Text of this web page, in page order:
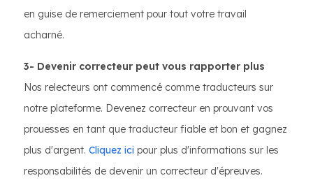
en guise de remerciement pour tout votre travail
acharné.
3- Devenir correcteur peut vous rapporter plus
Nos relecteurs ont commencé comme traducteurs sur
notre plateforme. Devenez correcteur en prouvant vos
prouesses en tant que traducteur fiable et bon et gagnez
plus d'argent. Cliquez ici pour plus d'informations sur les
responsabilités de devenir un correcteur d'épreuves.